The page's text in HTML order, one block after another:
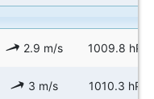
2.9 m/s 1009.8 hPa
3 m/s 1010.3 hPa